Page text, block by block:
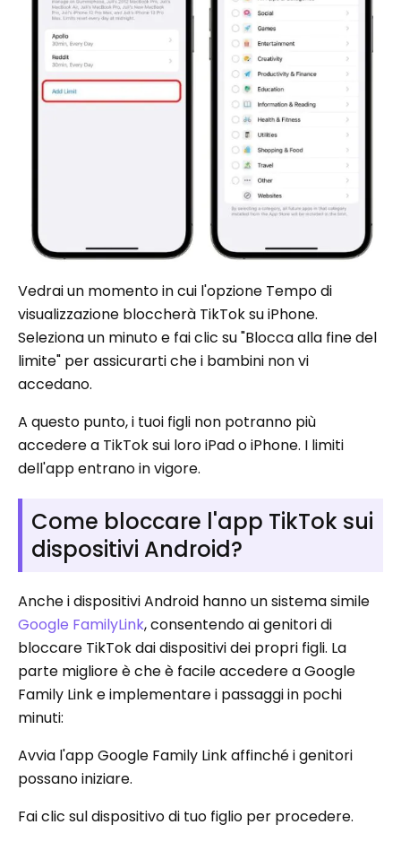
Vedrai un momento in cui l'opzione Tempo di
visualizzazione bloccherà TikTok su iPhone.
Seleziona un minuto e fai clic su "Blocca alla fine del
limite" per assicurarti che i bambini non vi
accedano.
A questo punto, i tuoi figli non potranno più
accedere a TikTok sui loro iPad o iPhone. I limiti
dell'app entrano in vigore.
Come bloccare l'app TikTok sui
dispositivi Android?
Anche i dispositivi Android hanno un sistema simile
Google FamilyLink, consentendo ai genitori di
bloccare TikTok dai dispositivi dei propri figli. La
parte migliore è che è facile accedere a Google
Family Link e implementare i passaggi in pochi
minuti:
Avvia l'app Google Family Link affinché i genitori
possano iniziare.
Fai clic sul dispositivo di tuo figlio per procedere.